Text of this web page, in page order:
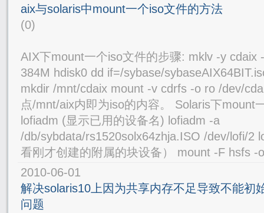
aix与solaris中mount一个iso文件的方法
(0)
AIX下mount一个iso文件的步骤: mklv -y cdaix
384M hdisk0 dd if=/sybase/
mkdir /mnt/cdaix mount -v cdrfs -o ro /dev/
点/mnt/aix内即为iso的内容。 Solaris下mount
lofiadm (显示已用的设备名) lofiadm -a
/db/sybdata/rs1520solx64zhja.ISO /dev/lofi/
看刚才创建的附属的块设备） mount -F hsfs
2010-06-01
解决solaris10上因为共享内存不足导致不能初
问题